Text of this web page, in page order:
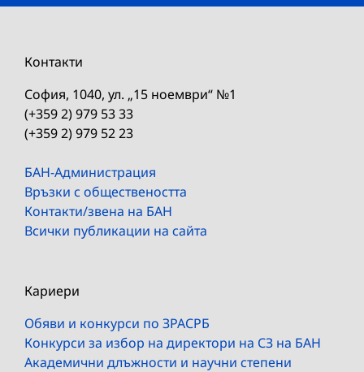
Контакти
София, 1040, ул. „15 ноември“ №1
(+359 2) 979 53 33
(+359 2) 979 52 23
БАН-Администрация
Връзки с обществеността
Контакти/звена на БАН
Всички публикации на сайта
Кариери
Обяви и конкурси по ЗРАСРБ
Конкурси за избор на директори на СЗ на БАН
Академични длъжности и научни степени